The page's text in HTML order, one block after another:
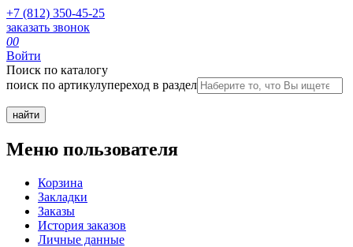
+7 (812) 350-45-25
заказать звонок
00
Войти
Поиск по каталогу
поиск по артикулупереход в раздел
Меню пользователя
Корзина
Закладки
Заказы
История заказов
Личные данные